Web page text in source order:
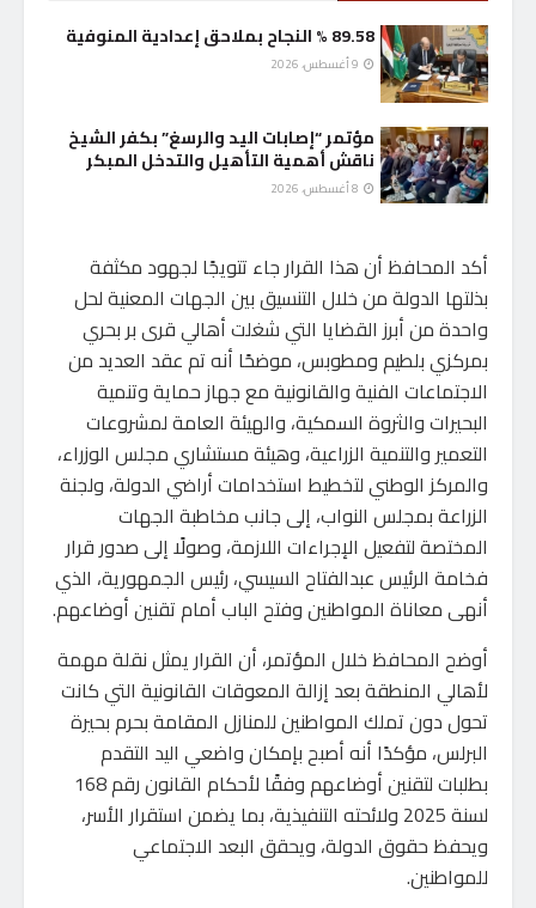
89.58 % النجاح بملاحق إعدادية المنوفية
مؤتمر “إصابات اليد والرسغ” بكفر الشيخ
ناقش أهمية التأهيل والتدخل المبكر
أكد المحافظ أن هذا القرار جاء تتويجًا لجهود مكثفة
بذلتها الدولة من خلال التنسيق بين الجهات المعنية لحل
واحدة من أبرز القضايا التي شغلت أهالي قرى بر بحري
بمركزي بلطيم ومطوبس، موضحًا أنه تم عقد العديد من
الاجتماعات الفنية والقانونية مع جهاز حماية وتنمية
البحيرات والثروة السمكية، والهيئة العامة لمشروعات
التعمير والتنمية الزراعية، وهيئة مستشاري مجلس الوزراء،
والمركز الوطني لتخطيط استخدامات أراضي الدولة، ولجنة
الزراعة بمجلس النواب، إلى جانب مخاطبة الجهات
المختصة لتفعيل الإجراءات اللازمة، وصولًا إلى صدور قرار
فخامة الرئيس عبدالفتاح السيسي، رئيس الجمهورية، الذي
أنهى معاناة المواطنين وفتح الباب أمام تقنين أوضاعهم.
أوضح المحافظ خلال المؤتمر، أن القرار يمثل نقلة مهمة
لأهالي المنطقة بعد إزالة المعوقات القانونية التي كانت
تحول دون تملك المواطنين للمنازل المقامة بحرم بحيرة
البرلس، مؤكدًا أنه أصبح بإمكان واضعي اليد التقدم
بطلبات لتقنين أوضاعهم وفقًا لأحكام القانون رقم 168
لسنة 2025 ولائحته التنفيذية، بما يضمن استقرار الأسر،
ويحفظ حقوق الدولة، ويحقق البعد الاجتماعي
للمواطنين.